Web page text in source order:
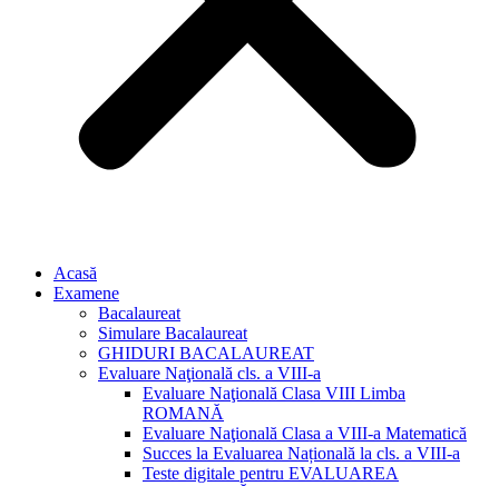
Acasă
Examene
Bacalaureat
Simulare Bacalaureat
GHIDURI BACALAUREAT
Evaluare Naţională cls. a VIII-a
Evaluare Naţională Clasa VIII Limba
ROMANĂ
Evaluare Naţională Clasa a VIII-a Matematică
Succes la Evaluarea Națională la cls. a VIII-a
Teste digitale pentru EVALUAREA